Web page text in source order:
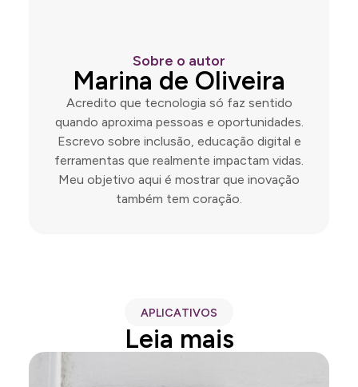
Sobre o autor
Marina de Oliveira
Acredito que tecnologia só faz sentido
quando aproxima pessoas e oportunidades.
Escrevo sobre inclusão, educação digital e
ferramentas que realmente impactam vidas.
Meu objetivo aqui é mostrar que inovação
também tem coração.
APLICATIVOS
Leia mais